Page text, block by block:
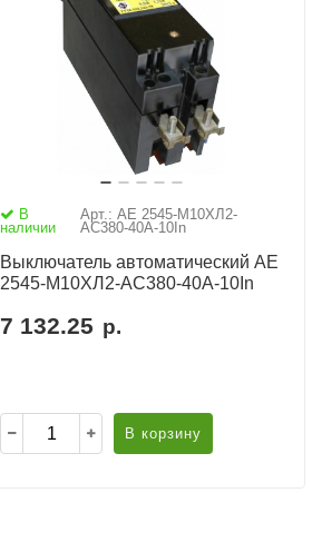
В
наличии
Арт.: АЕ 2545-М10ХЛ2-
AC380-40А-10In
Выключатель автоматический АЕ
2545-М10ХЛ2-AC380-40А-10In
7 132.25 р.
В корзину